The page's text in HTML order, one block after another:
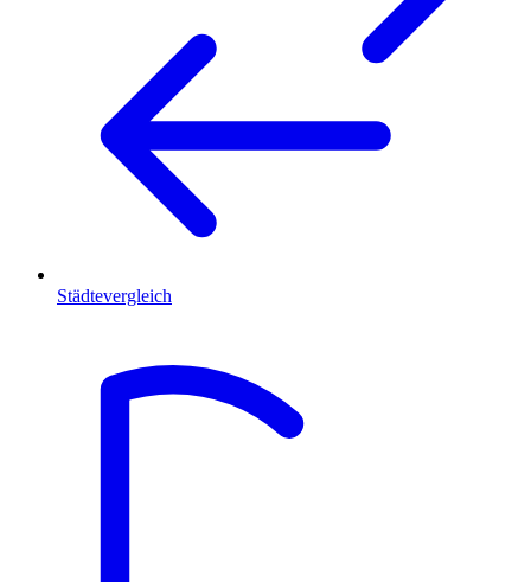
Städtevergleich